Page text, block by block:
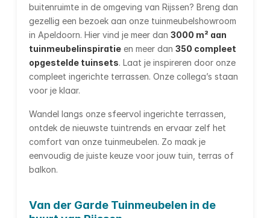
buitenruimte in de omgeving van Rijssen? Breng dan
gezellig een bezoek aan onze tuinmeubelshowroom
in Apeldoorn. Hier vind je meer dan 3000 m² aan
tuinmeubelinspiratie en meer dan 350 compleet
opgestelde tuinsets. Laat je inspireren door onze
compleet ingerichte terrassen. Onze collega’s staan
voor je klaar.
Wandel langs onze sfeervol ingerichte terrassen,
ontdek de nieuwste tuintrends en ervaar zelf het
comfort van onze tuinmeubelen. Zo maak je
eenvoudig de juiste keuze voor jouw tuin, terras of
balkon.
Van der Garde Tuinmeubelen in de